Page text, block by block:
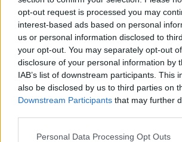
opt-out request is processed you may
interest-based ads based on personal
us or personal information disclosed to
your opt-out. You may separately opt-out
disclosure of your personal information by
IAB’s list of downstream participants. This
also be disclosed by us to third parties on
Downstream Participants that may further
Personal Data Processing Opt Outs
Gasolina 98 0,00€ 2l.- 0,00€ 3l.-
Gasoil
0,00€ 2l.- 0,00€ 3l.-
Bio diesel
0,00€ 2l.- 0,00€ 3l.-
Estado del tráfico e incidencias
MOSCA
Actualmente no hay incidencias de
Estado del tráfico e